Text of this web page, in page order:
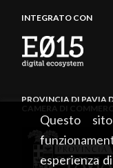
Questo
esperienza
cipolla fritta;
ripieni
raccolta,
organolettiche.
La Cipolla
INTEGRATO CON
PROVINCIA DI PAVIA
CAMERA DI